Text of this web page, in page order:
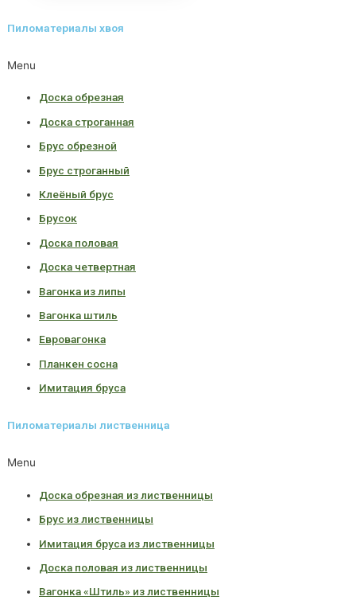
Пиломатериалы хвоя
Menu
Доска обрезная
Доска строганная
Брус обрезной
Брус строганный
Клеёный брус
Брусок
Доска половая
Доска четвертная
Вагонка из липы
Вагонка штиль
Евровагонка
Планкен сосна
Имитация бруса
Пиломатериалы лиственница
Menu
Доска обрезная из лиственницы
Брус из лиственницы
Имитация бруса из лиственницы
Доска половая из лиственницы
Вагонка «Штиль» из лиственницы